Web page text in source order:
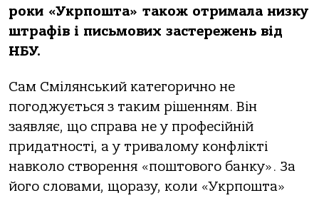
роки «Укрпошта» також отримала низку
штрафів і письмових застережень від
НБУ.
Сам Смілянський категорично не
погоджується з таким рішенням. Він
заявляє, що справа не у професійній
придатності, а у тривалому конфлікті
навколо створення «поштового банку». За
його словами, щоразу, коли «Укрпошта»